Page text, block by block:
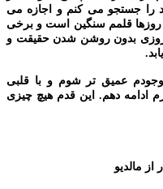
را جستجو می کنم و اجازه می
روزها قلمم سنگین است و برخی
بدون روشن شدن حقیقت و
عمیق تر شوم و با قلبی
ادامه دهم. این قدم هیچ چیزی
مالدیو